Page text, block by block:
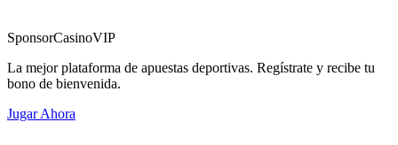
SponsorCasinoVIP
La mejor plataforma de apuestas deportivas. Regístrate y recibe tu
bono de bienvenida.
Jugar Ahora